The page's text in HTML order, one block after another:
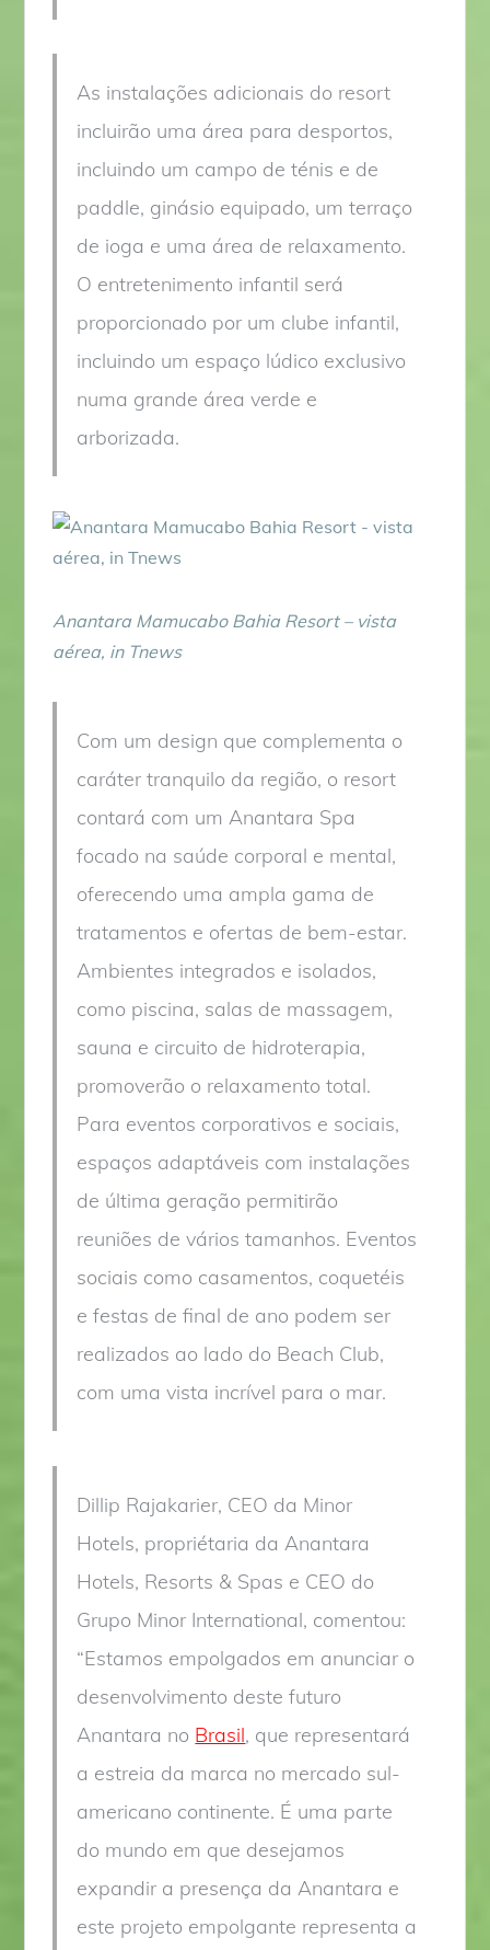
As instalações adicionais do resort
incluirão uma área para desportos,
incluindo um campo de ténis e de
paddle, ginásio equipado, um terraço
de ioga e uma área de relaxamento.
O entretenimento infantil será
proporcionado por um clube infantil,
incluindo um espaço lúdico exclusivo
numa grande área verde e
arborizada.
Anantara Mamucabo Bahia Resort – vista
aérea, in Tnews
Com um design que complementa o
caráter tranquilo da região, o resort
contará com um Anantara Spa
focado na saúde corporal e mental,
oferecendo uma ampla gama de
tratamentos e ofertas de bem-estar.
Ambientes integrados e isolados,
como piscina, salas de massagem,
sauna e circuito de hidroterapia,
promoverão o relaxamento total.
Para eventos corporativos e sociais,
espaços adaptáveis ​​com instalações
de última geração permitirão
reuniões de vários tamanhos. Eventos
sociais como casamentos, coquetéis
e festas de final de ano podem ser
realizados ao lado do Beach Club,
com uma vista incrível para o mar.
Dillip Rajakarier, CEO da Minor
Hotels, propriétaria da Anantara
Hotels, Resorts & Spas e CEO do
Grupo Minor International, comentou:
“Estamos empolgados em anunciar o
desenvolvimento deste futuro
Anantara no Brasil, que representará
a estreia da marca no mercado sul-
americano continente. É uma parte
do mundo em que desejamos
expandir a presença da Anantara e
este projeto empolgante representa a